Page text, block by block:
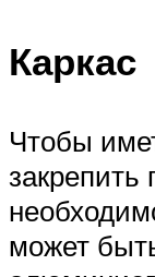
Каркас
Чтобы
закрепить
может